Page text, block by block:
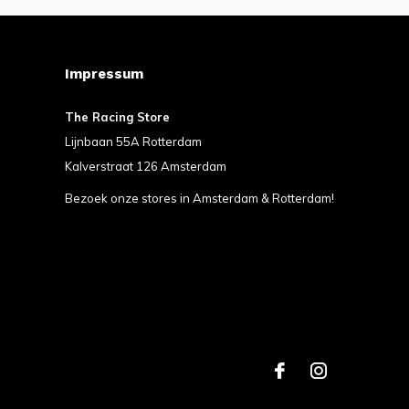
Impressum
The Racing Store
Lijnbaan 55A Rotterdam
Kalverstraat 126 Amsterdam
Bezoek onze stores in Amsterdam & Rotterdam!